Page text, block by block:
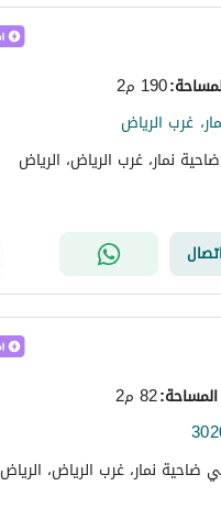
:190 م2
غرب الرياض
نمار، غرب الرياض، الرياض
اتصال
المساحة:82 م2
ضاحية نمار، غرب الرياض، الرياض